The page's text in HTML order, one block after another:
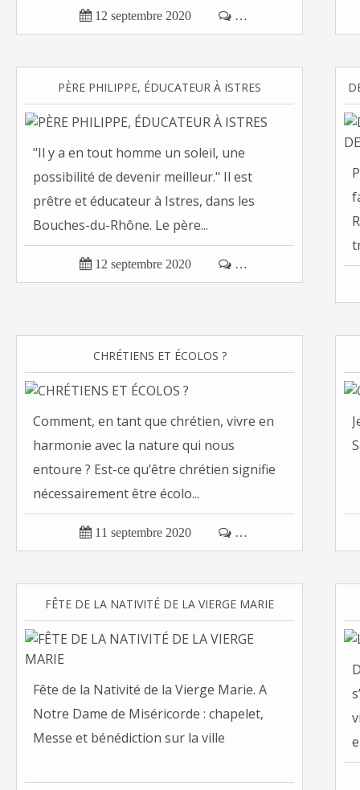
 12 septembre 2020  …
PÈRE PHILIPPE, ÉDUCATEUR À ISTRES
"Il y a en tout homme un soleil, une
possibilité de devenir meilleur." Il est
prêtre et éducateur à Istres, dans les
Bouches-du-Rhône. Le père...
 12 septembre 2020  …
CHRÉTIENS ET ÉCOLOS ?
Comment, en tant que chrétien, vivre en
harmonie avec la nature qui nous
entoure ? Est-ce qu’être chrétien signifie
nécessairement être écolo...
 11 septembre 2020  …
FÊTE DE LA NATIVITÉ DE LA VIERGE MARIE
Fête de la Nativité de la Vierge Marie. A
Notre Dame de Miséricorde : chapelet,
Messe et bénédiction sur la ville